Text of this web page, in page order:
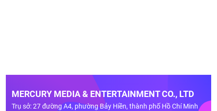
MERCURY MEDIA & ENTERTAINMENT CO., LTD
Trụ sở: 27 đường A4, phường Bảy Hiền, thành phố Hồ Chí Minh